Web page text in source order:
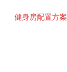
健身房配置方案